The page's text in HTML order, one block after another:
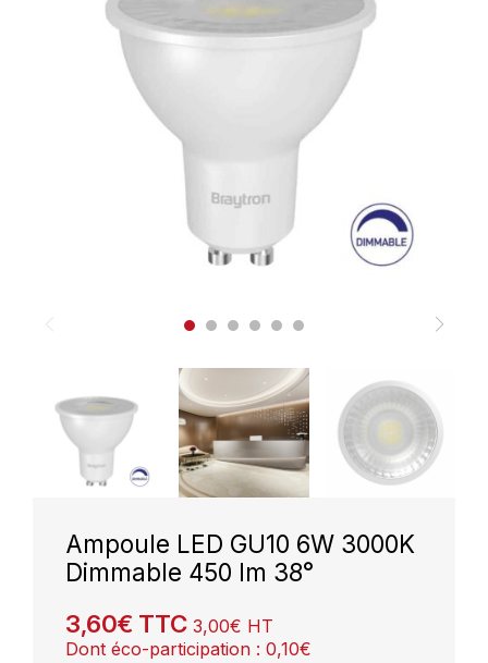
Ampoule LED GU10 6W 3000K
Dimmable 450 lm 38°
3,60€ TTC 3,00€ HT
Dont éco-participation : 0,10€